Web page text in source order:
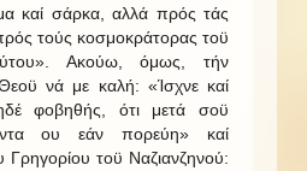
καί σάρκα, αλλά πρός τάς
τούς κοσμοκράτορας τοϋ
Ακούω, όμως, τήν
νά με καλή: «Ίσχνε καί
φοβηθής, ότι μετά σοϋ
ου εάν πορεύη» καί
τοϋ Ναζιανζηνού: